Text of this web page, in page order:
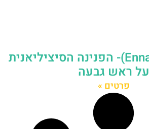
העיירה אנה (Enna)- הפנינה הסיציליאנית
על ראש גבעה
פרטים »